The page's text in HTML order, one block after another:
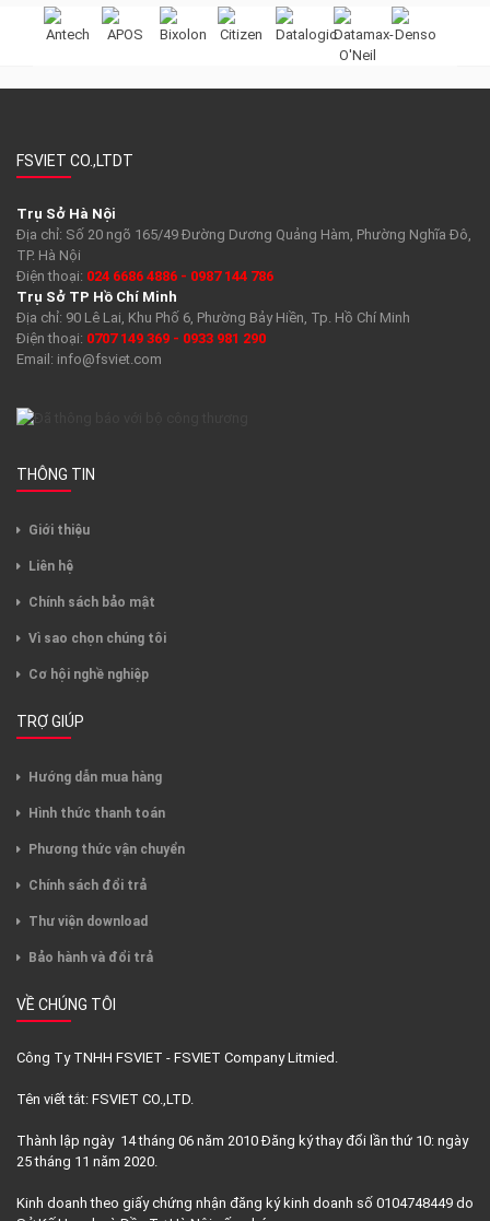
FSVIET CO.,LTDT
Trụ Sở Hà Nội
Địa chỉ: Số 20 ngõ 165/49 Đường Dương Quảng Hàm, Phường Nghĩa Đô,
TP. Hà Nội
Điện thoại: 024 6686 4886 - 0987 144 786
Trụ Sở TP Hồ Chí Minh
Địa chỉ: 90 Lê Lai, Khu Phố 6, Phường Bảy Hiền, Tp. Hồ Chí Minh
Điện thoại: 0707 149 369 - 0933 981 290
Email: info@fsviet.com
THÔNG TIN
Giới thiệu
Liên hệ
Chính sách bảo mật
Vì sao chọn chúng tôi
Cơ hội nghề nghiệp
TRỢ GIÚP
Hướng dẫn mua hàng
Hình thức thanh toán
Phương thức vận chuyển
Chính sách đổi trả
Thư viện download
Bảo hành và đổi trả
VỀ CHÚNG TÔI
Công Ty TNHH FSVIET - FSVIET Company Litmied.
Tên viết tắt: FSVIET CO.,LTD.
Thành lập ngày 14 tháng 06 năm 2010 Đăng ký thay đổi lần thứ 10: ngày
25 tháng 11 năm 2020.
Kinh doanh theo giấy chứng nhận đăng ký kinh doanh số 0104748449 do